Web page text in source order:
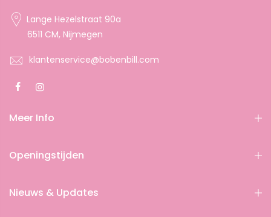
Lange Hezelstraat 90a
6511 CM, Nijmegen
klantenservice@bobenbill.com
Meer Info
Openingstijden
Nieuws & Updates